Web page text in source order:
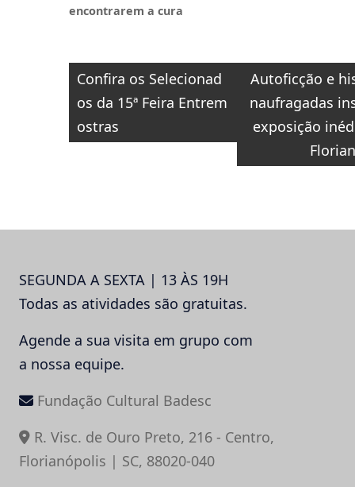
encontrarem a cura
Navegação
de
Post
Confira os Selecionad
os da 15ª Feira Entrem
ostras
Autoficção e
naufragadas
exposição
SEGUNDA A SEXTA | 13 ÀS 19H
Todas as atividades são gratuitas.
Agende a sua visita em grupo com
a nossa equipe.
Fundação Cultural Badesc
R. Visc. de Ouro Preto, 216 - Centro,
Florianópolis | SC, 88020-040